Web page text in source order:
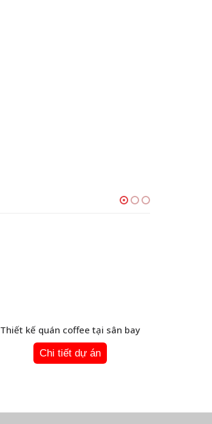
Thiết kế quán coffee tại sân bay
Chi tiết dự án